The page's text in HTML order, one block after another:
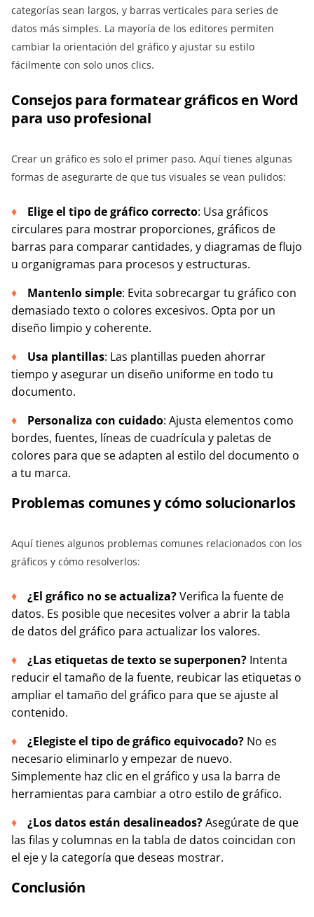
categorías sean largos, y barras verticales para series de
datos más simples. La mayoría de los editores permiten
cambiar la orientación del gráfico y ajustar su estilo
fácilmente con solo unos clics.
Consejos para formatear gráficos en Word
para uso profesional
Crear un gráfico es solo el primer paso. Aquí tienes algunas
formas de asegurarte de que tus visuales se vean pulidos:
Elige el tipo de gráfico correcto: Usa gráficos
circulares para mostrar proporciones, gráficos de
barras para comparar cantidades, y diagramas de flujo
u organigramas para procesos y estructuras.
Mantenlo simple: Evita sobrecargar tu gráfico con
demasiado texto o colores excesivos. Opta por un
diseño limpio y coherente.
Usa plantillas: Las plantillas pueden ahorrar
tiempo y asegurar un diseño uniforme en todo tu
documento.
Personaliza con cuidado: Ajusta elementos como
bordes, fuentes, líneas de cuadrícula y paletas de
colores para que se adapten al estilo del documento o
a tu marca.
Problemas comunes y cómo solucionarlos
Aquí tienes algunos problemas comunes relacionados con los
gráficos y cómo resolverlos:
¿El gráfico no se actualiza?Verifica la fuente de
datos. Es posible que necesites volver a abrir la tabla
de datos del gráfico para actualizar los valores.
¿Las etiquetas de texto se superponen? Intenta
reducir el tamaño de la fuente, reubicar las etiquetas o
ampliar el tamaño del gráfico para que se ajuste al
contenido.
¿Elegiste el tipo de gráfico equivocado? No es
necesario eliminarlo y empezar de nuevo.
Simplemente haz clic en el gráfico y usa la barra de
herramientas para cambiar a otro estilo de gráfico.
¿Los datos están desalineados?Asegúrate de que
las filas y columnas en la tabla de datos coincidan con
el eje y la categoría que deseas mostrar.
Conclusión